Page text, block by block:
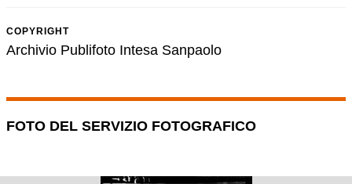
COPYRIGHT
Archivio Publifoto Intesa Sanpaolo
FOTO DEL SERVIZIO FOTOGRAFICO